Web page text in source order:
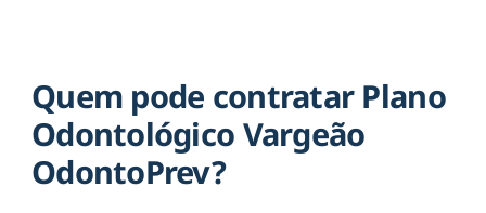
Quem pode contratar Plano
Odontológico Vargeão
OdontoPrev?